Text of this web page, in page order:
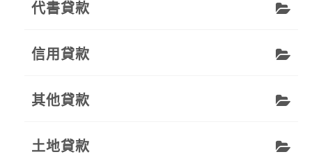
代書貸款
信用貸款
其他貸款
土地貸款